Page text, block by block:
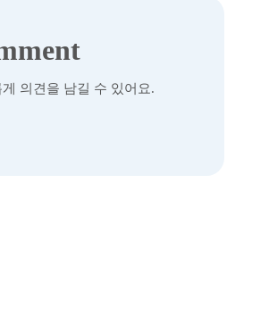
의견을 남길 수 있어요.